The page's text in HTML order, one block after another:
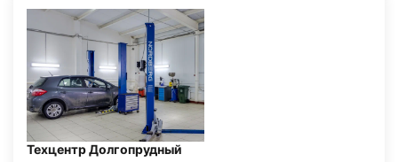
Техцентр Долгопрудный